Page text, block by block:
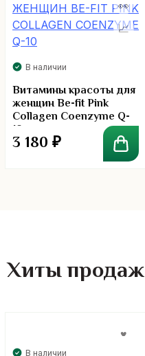
В наличии
Витамины красоты для
женщин Be-fit Pink
Collagen Coenzyme Q-
10
3 180 ₽
Хиты продаж
В наличии